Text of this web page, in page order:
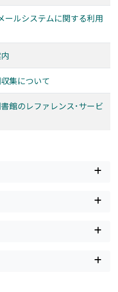
ールシステムに関する利用
集について
館のレファレンス･サービ